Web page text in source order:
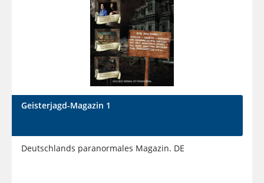
Geisterjagd-Magazin 1
Deutschlands paranormales Magazin. DE